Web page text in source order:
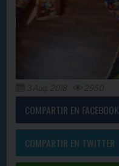
3 Aug, 2018 2950
COMPARTIR EN FACEBOOK
COMPARTIR EN TWITTER